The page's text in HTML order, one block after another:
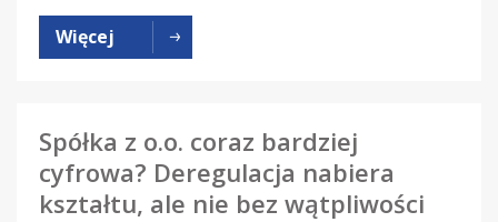
Więcej
Spółka z o.o. coraz bardziej
cyfrowa? Deregulacja nabiera
kształtu, ale nie bez wątpliwości